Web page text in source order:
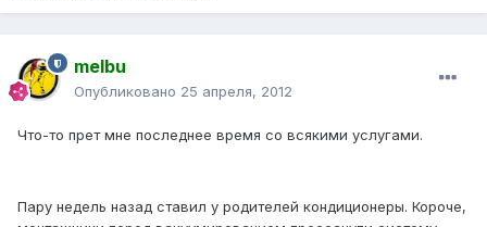
melbu
Опубликовано 25 апреля, 2012
Что-то прет мне последнее время со всякими услугами.
Пару недель назад ставил у родителей кондиционеры. Короче,